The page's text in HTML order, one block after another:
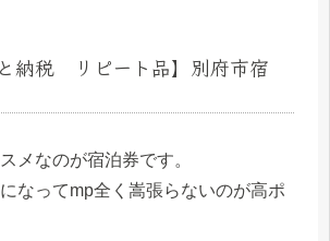
と納税 リピート品】別府市宿
メなのが宿泊券です。
なってmp全く嵩張らないのが高ポ